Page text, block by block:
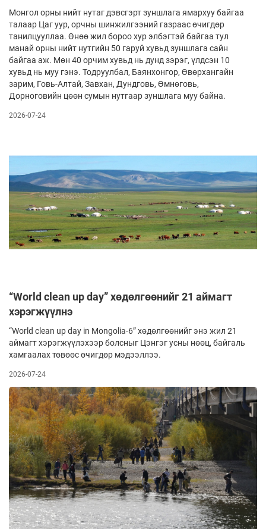
Монгол орны нийт нутаг дэвсгэрт зуншлага ямархуу байгаа
талаар Цаг уур, орчны шинжилгээний газраас өчигдөр
танилцууллаа. Өнөө жил бороо хур элбэгтэй байгаа тул
манай орны нийт нутгийн 50 гаруй хувьд зуншлага сайн
байгаа аж. Мөн 40 орчим хувьд нь дунд зэрэг, үлдсэн 10
хувьд нь муу гэнэ. Тодруулбал, Баянхонгор, Өвөрхангайн
зарим, Говь-Алтай, Завхан, Дундговь, Өмнөговь,
Дорноговийн цөөн сумын нутгаар зуншлага муу байна.
2026-07-24
“World clean up day” хөдөлгөөнийг 21 аймагт
хэрэгжүүлнэ
“World clean uр day in Mongolia-6” хөдөлгөөнийг энэ жил 21
аймагт хэрэгжүүлэхээр болсныг Цэнгэг усны нөөц, байгаль
хамгаалах төвөөс өчигдөр мэдээллээ.
2026-07-24